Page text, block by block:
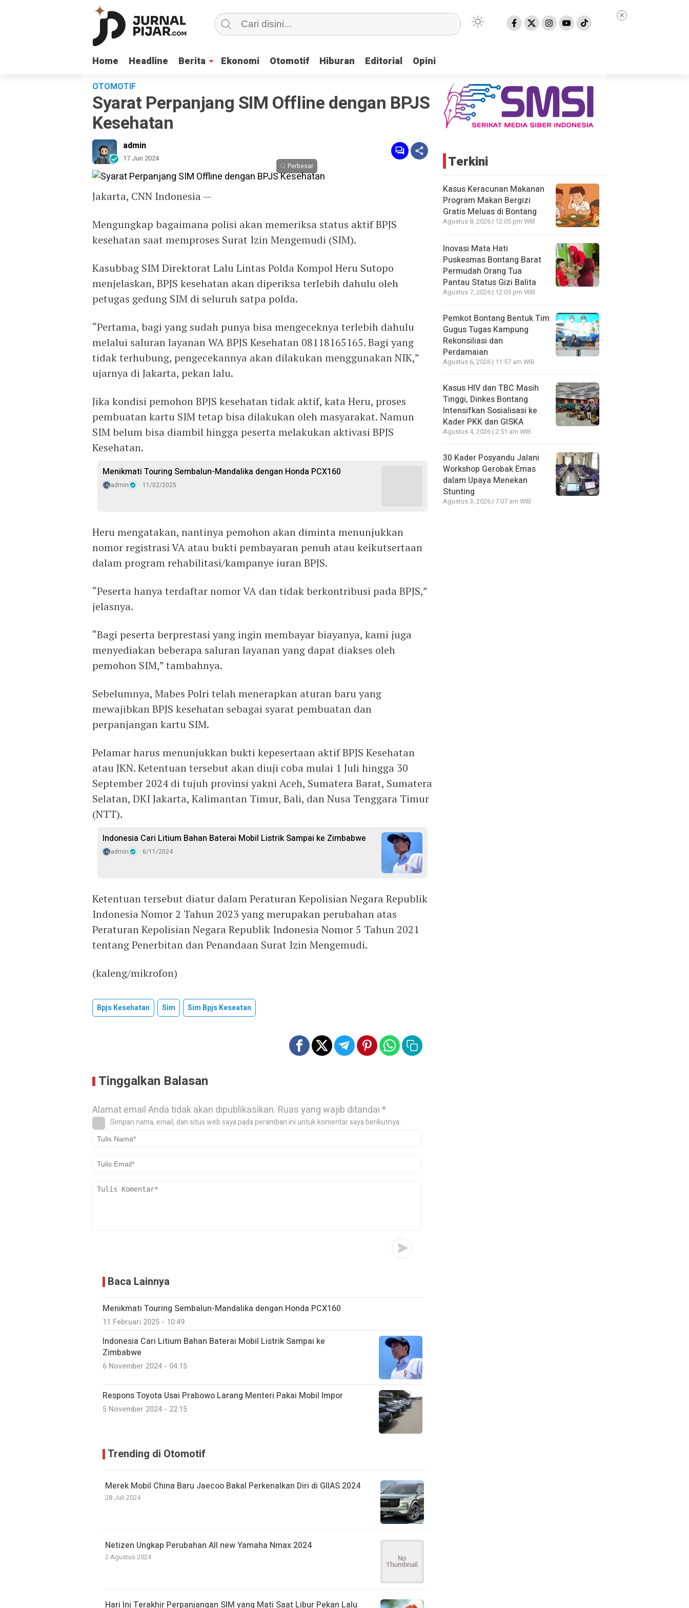
Home Headline Berita Ekonomi Otomotif Hiburan Editorial Opini
Home Headline Berita Ekonomi Otomotif Hiburan Editorial Opini
OTOMOTIF
Syarat Perpanjang SIM Offline dengan BPJS
Kesehatan
admin
17 Jun 2024
Perbesar
Jakarta, CNN Indonesia —
Mengungkap bagaimana polisi akan memeriksa status aktif BPJS
kesehatan saat memproses Surat Izin Mengemudi (SIM).
Kasubbag SIM Direktorat Lalu Lintas Polda Kompol Heru Sutopo
menjelaskan, BPJS kesehatan akan diperiksa terlebih dahulu oleh
petugas gedung SIM di seluruh satpa polda.
“Pertama, bagi yang sudah punya bisa mengeceknya terlebih dahulu
melalui saluran layanan WA BPJS Kesehatan 08118165165. Bagi yang
tidak terhubung, pengecekannya akan dilakukan menggunakan NIK,”
ujarnya di Jakarta, pekan lalu.
Jika kondisi pemohon BPJS kesehatan tidak aktif, kata Heru, proses
pembuatan kartu SIM tetap bisa dilakukan oleh masyarakat. Namun
SIM belum bisa diambil hingga peserta melakukan aktivasi BPJS
Kesehatan.
Menikmati Touring Sembalun-Mandalika dengan Honda PCX160
admin 11/02/2025
Heru mengatakan, nantinya pemohon akan diminta menunjukkan
nomor registrasi VA atau bukti pembayaran penuh atau keikutsertaan
dalam program rehabilitasi/kampanye iuran BPJS.
“Peserta hanya terdaftar nomor VA dan tidak berkontribusi pada BPJS,”
jelasnya.
“Bagi peserta berprestasi yang ingin membayar biayanya, kami juga
menyediakan beberapa saluran layanan yang dapat diakses oleh
pemohon SIM,” tambahnya.
Sebelumnya, Mabes Polri telah menerapkan aturan baru yang
mewajibkan BPJS kesehatan sebagai syarat pembuatan dan
perpanjangan kartu SIM.
Pelamar harus menunjukkan bukti kepesertaan aktif BPJS Kesehatan
atau JKN. Ketentuan tersebut akan diuji coba mulai 1 Juli hingga 30
September 2024 di tujuh provinsi yakni Aceh, Sumatera Barat, Sumatera
Selatan, DKI Jakarta, Kalimantan Timur, Bali, dan Nusa Tenggara Timur
(NTT).
Indonesia Cari Litium Bahan Baterai Mobil Listrik Sampai ke Zimbabwe
admin 6/11/2024
Ketentuan tersebut diatur dalam Peraturan Kepolisian Negara Republik
Indonesia Nomor 2 Tahun 2023 yang merupakan perubahan atas
Peraturan Kepolisian Negara Republik Indonesia Nomor 5 Tahun 2021
tentang Penerbitan dan Penandaan Surat Izin Mengemudi.
(kaleng/mikrofon)
Bpjs Kesehatan Sim Sim Bpjs Keseatan
Tinggalkan Balasan
Alamat email Anda tidak akan dipublikasikan. Ruas yang wajib ditandai*
Simpan nama, email, dan situs web saya pada peramban ini untuk komentar saya berikutnya.
Baca Lainnya
Menikmati Touring Sembalun-Mandalika dengan Honda PCX160
11 Februari 2025 - 10:49
Indonesia Cari Litium Bahan Baterai Mobil Listrik Sampai ke
Zimbabwe
6 November 2024 - 04:15
Respons Toyota Usai Prabowo Larang Menteri Pakai Mobil Impor
5 November 2024 - 22:15
Trending di Otomotif
Merek Mobil China Baru Jaecoo Bakal Perkenalkan Diri di GIIAS 2024
28 Juli 2024
Netizen Ungkap Perubahan All new Yamaha Nmax 2024
2 Agustus 2024
Hari Ini Terakhir Perpanjangan SIM yang Mati Saat Libur Pekan Lalu
Terkini
Kasus Keracunan Makanan
Program Makan Bergizi
Gratis Meluas di Bontang
Agustus 8, 2026 | 12:05 pm WIB
Inovasi Mata Hati
Puskesmas Bontang Barat
Permudah Orang Tua
Pantau Status Gizi Balita
Agustus 7, 2026 | 12:05 pm WIB
Pemkot Bontang Bentuk Tim
Gugus Tugas Kampung
Rekonsiliasi dan
Perdamaian
Agustus 6, 2026 | 11:57 am WIB
Kasus HIV dan TBC Masih
Tinggi, Dinkes Bontang
Intensifkan Sosialisasi ke
Kader PKK dan GISKA
Agustus 4, 2026 | 2:51 am WIB
30 Kader Posyandu Jalani
Workshop Gerobak Emas
dalam Upaya Menekan
Stunting
Agustus 3, 2026 | 7:07 am WIB